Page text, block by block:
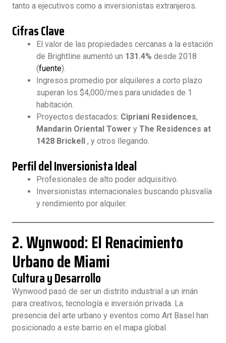
tanto a ejecutivos como a inversionistas extranjeros.
Cifras Clave
El valor de las propiedades cercanas a la estación
de Brightline aumentó un 131.4% desde 2018
(fuente).
Ingresos promedio por alquileres a corto plazo
superan los $4,000/mes para unidades de 1
habitación.
Proyectos destacados: Cipriani Residences,
Mandarin Oriental Tower y The Residences at
1428 Brickell , y otros llegando.
Perfil del Inversionista Ideal
Profesionales de alto poder adquisitivo.
Inversionistas internacionales buscando plusvalía
y rendimiento por alquiler.
2. Wynwood: El Renacimiento
Urbano de Miami
Cultura y Desarrollo
Wynwood pasó de ser un distrito industrial a un imán
para creativos, tecnología e inversión privada. La
presencia del arte urbano y eventos como Art Basel han
posicionado a este barrio en el mapa global.